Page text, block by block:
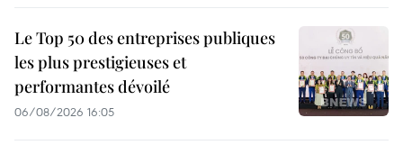
Le Top 50 des entreprises publiques
les plus prestigieuses et
performantes dévoilé
06/08/2026 16:05